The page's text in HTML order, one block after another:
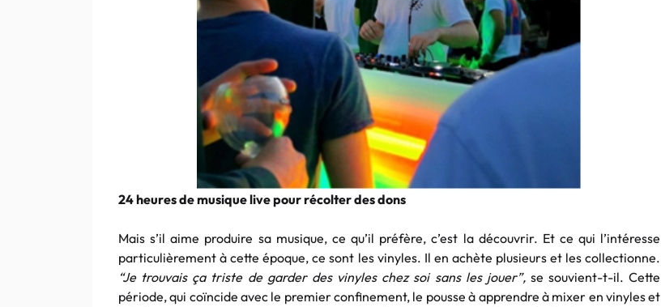
24 heures de musique live pour récolter des dons
Mais s’il aime produire sa musique, ce qu’il préfère, c’est la découvrir. Et ce qui l’intéresse
particulièrement à cette époque, ce sont les vinyles. Il en achète plusieurs et les collectionne.
“Je trouvais ça triste de garder des vinyles chez soi sans les jouer”,se souvient-t-il. Cette
période, qui coïncide avec le premier confinement, le pousse à apprendre à mixer en vinyles et